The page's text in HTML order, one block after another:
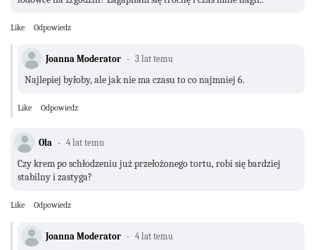
Like Odpowiedz
Joanna Moderator 3 lat temu
Najlepiej byłoby, ale jak nie ma czasu to co najmniej 6.
Like Odpowiedz
Ola 4 lat temu
Czy krem po schłodzeniu już przełożonego tortu, robi się bardziej
stabilny i zastyga?
Like Odpowiedz
Joanna Moderator 4 lat temu